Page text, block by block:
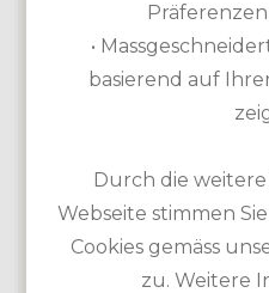
Der „Hai“ hat hier einen
Wüstenlandschaft gesetzt,
eine Golf-Oase der
ein Erlebnis! Dem Golfpro
gelungen, in fast jede
Perspektiven der
•
basierend auf
Durch die
Webseite stimmen
Cookies gemäss
zu. Weitere